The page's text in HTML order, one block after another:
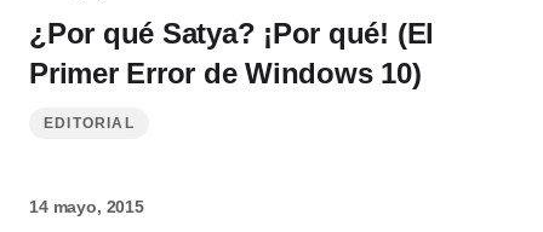
¿Por qué Satya? ¡Por qué! (El
Primer Error de Windows 10)
EDITORIAL
14 mayo, 2015